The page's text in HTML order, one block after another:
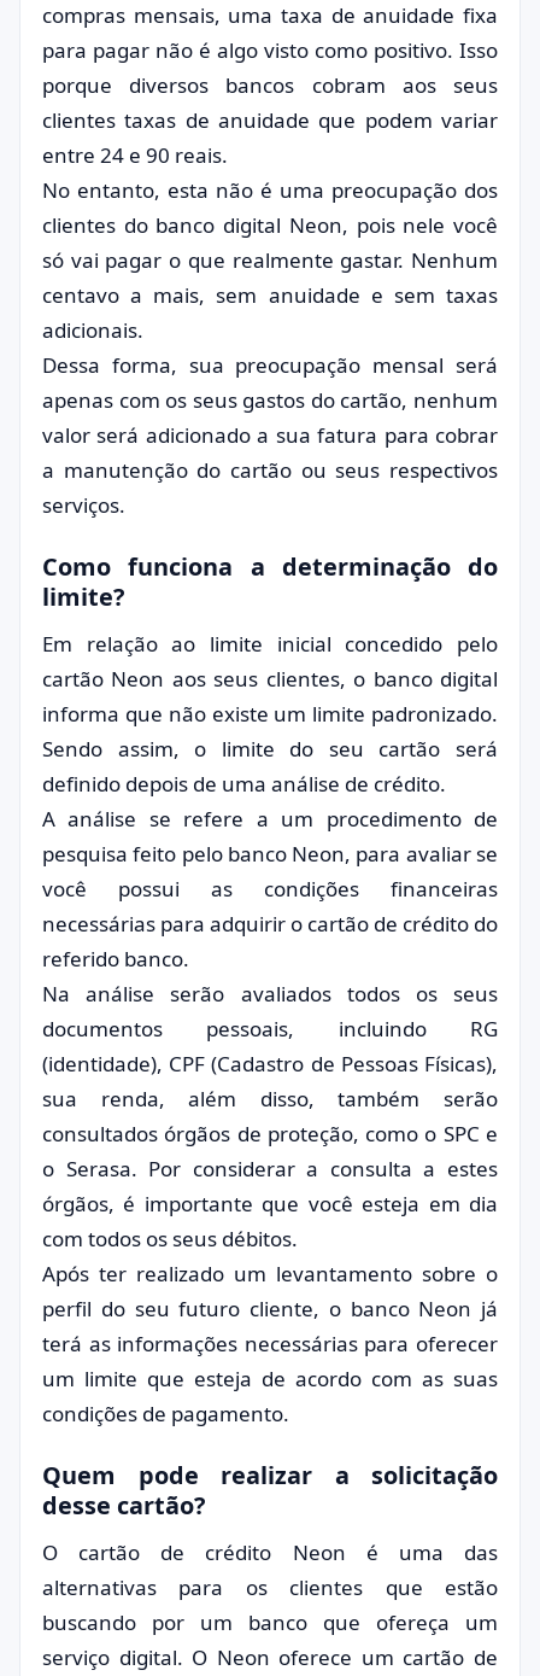
compras mensais, uma taxa de anuidade fixa
para pagar não é algo visto como positivo. Isso
porque diversos bancos cobram aos seus
clientes taxas de anuidade que podem variar
entre 24 e 90 reais.
No entanto, esta não é uma preocupação dos
clientes do banco digital Neon, pois nele você
só vai pagar o que realmente gastar. Nenhum
centavo a mais, sem anuidade e sem taxas
adicionais.
Dessa forma, sua preocupação mensal será
apenas com os seus gastos do cartão, nenhum
valor será adicionado a sua fatura para cobrar
a manutenção do cartão ou seus respectivos
serviços.
Como funciona a determinação do
limite?
Em relação ao limite inicial concedido pelo
cartão Neon aos seus clientes, o banco digital
informa que não existe um limite padronizado.
Sendo assim, o limite do seu cartão será
definido depois de uma análise de crédito.
A análise se refere a um procedimento de
pesquisa feito pelo banco Neon, para avaliar se
você possui as condições financeiras
necessárias para adquirir o cartão de crédito do
referido banco.
Na análise serão avaliados todos os seus
documentos pessoais, incluindo RG
(identidade), CPF (Cadastro de Pessoas Físicas),
sua renda, além disso, também serão
consultados órgãos de proteção, como o SPC e
o Serasa. Por considerar a consulta a estes
órgãos, é importante que você esteja em dia
com todos os seus débitos.
Após ter realizado um levantamento sobre o
perfil do seu futuro cliente, o banco Neon já
terá as informações necessárias para oferecer
um limite que esteja de acordo com as suas
condições de pagamento.
Quem pode realizar a solicitação
desse cartão?
O cartão de crédito Neon é uma das
alternativas para os clientes que estão
buscando por um banco que ofereça um
serviço digital. O Neon oferece um cartão de